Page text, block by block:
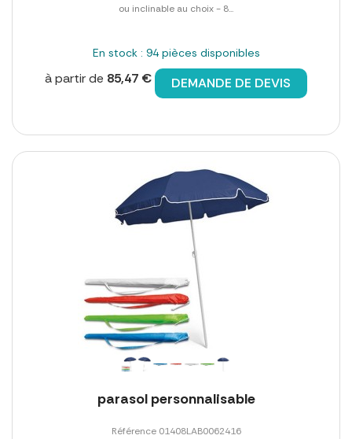
ou inclinable au choix - 8...
En stock : 94 pièces disponibles
à partir de 85,47 € DEMANDE DE DEVIS
parasol personnalisable
Référence 01408LAB0062416